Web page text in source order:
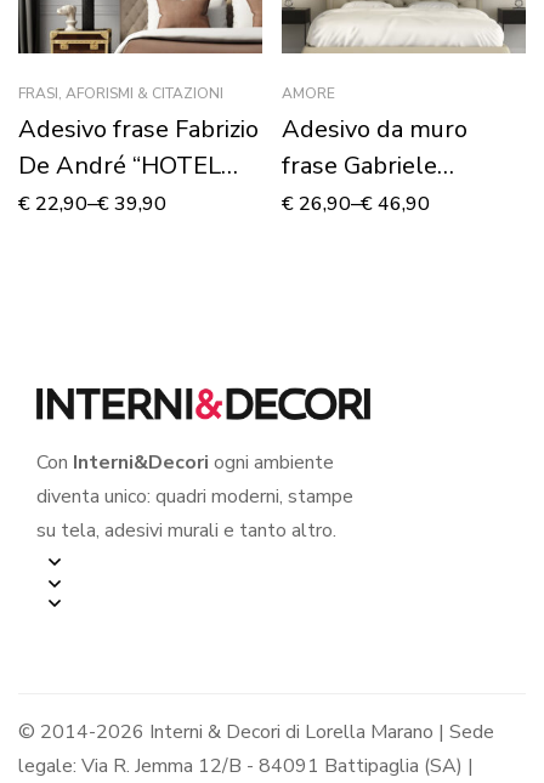
FRASI, AFORISMI & CITAZIONI
Adesivo frase Fabrizio
De André “HOTEL
SUPRAMONTE”
€ 22,90–€39,90
AMORE
Adesivo da muro
frase Gabriele
D’Annunzio
€ 26,90–€46,90
Con Interni&Decori ogni ambiente
diventa unico: quadri moderni, stampe
su tela, adesivi murali e tanto altro.
© 2014-2026 Interni & Decori di Lorella Marano | Sede
legale: Via R. Jemma 12/B - 84091 Battipaglia (SA) |